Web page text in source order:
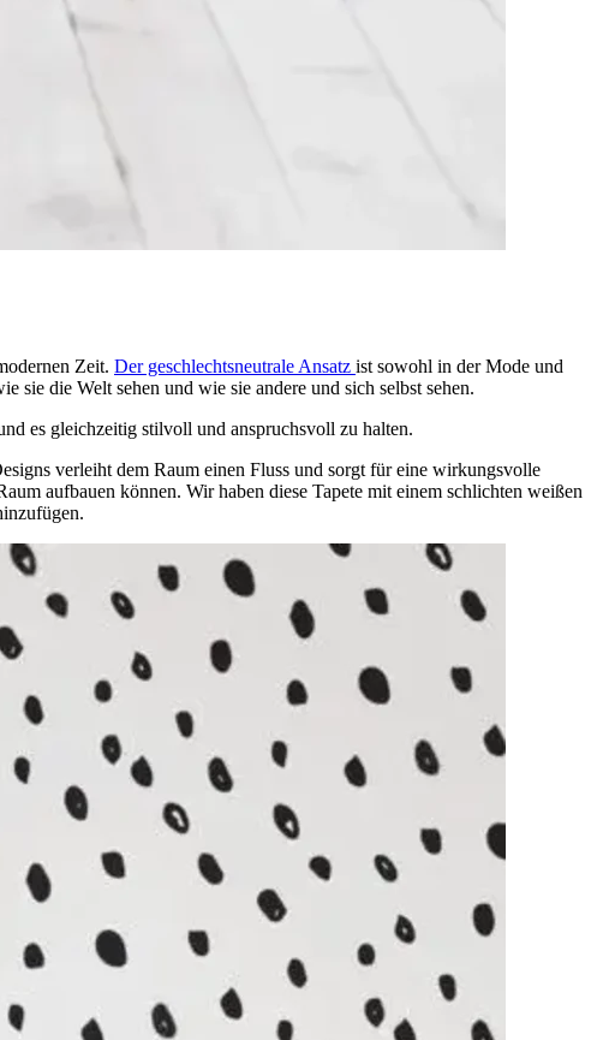
Zeit. Der geschlechtsneutrale Ansatz ist sowohl in der Mode und
die Welt sehen und wie sie andere und sich selbst sehen.
es gleichzeitig stilvoll und anspruchsvoll zu halten.
verleiht dem Raum einen Fluss und sorgt für eine wirkungsvolle
aufbauen können. Wir haben diese Tapete mit einem schlichten weißen